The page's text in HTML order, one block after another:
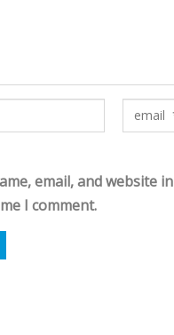
email, and website
I comment.